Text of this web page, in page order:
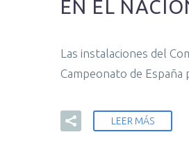
EN EL
Las instalaciones del
Campeonato de España
LEER MÁS